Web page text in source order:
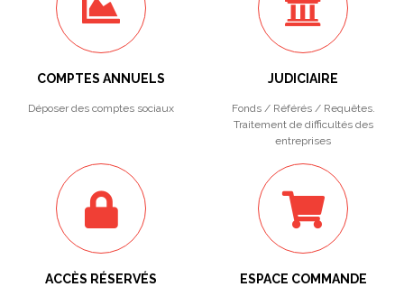
COMPTES ANNUELS
Déposer des comptes sociaux
JUDICIAIRE
Fonds / Référés / Requêtes.
Traitement de difficultés des
entreprises
ACCÈS RÉSERVÉS ESPACE COMMANDE